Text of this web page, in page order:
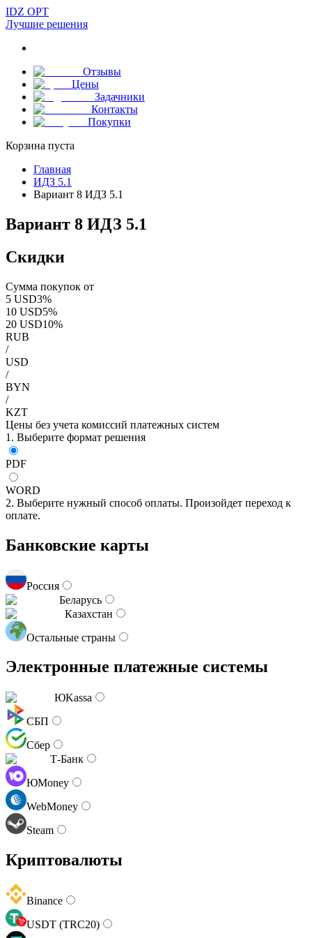
IDZ OPT
Лучшие решения
Отзывы
Цены
Задачники
Контакты
Покупки
Корзина пуста
Главная
ИДЗ 5.1
Вариант 8 ИДЗ 5.1
Вариант 8 ИДЗ 5.1
Скидки
Сумма покупок от
5 USD3%
10 USD5%
20 USD10%
RUB
/
USD
/
BYN
/
KZT
Цены без учета комиссий платежных систем
1. Выберите формат решения
PDF
WORD
2. Выберите нужный способ оплаты. Произойдет переход к
оплате.
Банковские карты
Россия
Беларусь
Казахстан
Остальные страны
Электронные платежные системы
ЮKassa
СБП
Сбер
Т-Банк
ЮMoney
WebMoney
Steam
Криптовалюты
Binance
USDT (TRC20)